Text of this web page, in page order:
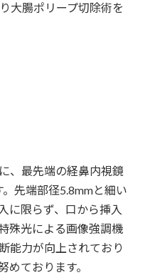
大腸ポリープ切除術を
、最先端の経鼻内視鏡
先端部径5.8mmと細い
に限らず、口から挿入
殊光による画像強調機
能力が向上されており
めております。